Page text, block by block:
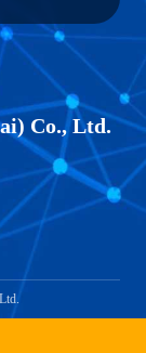
Co., Ltd.